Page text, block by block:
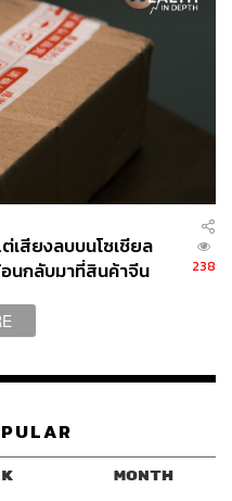
เสียงลบบนโซเชียล
นกลับมาที่สินค้าจีน
238
MONTH